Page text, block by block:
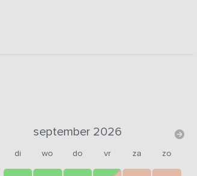
september 2026
di wo do vr za zo